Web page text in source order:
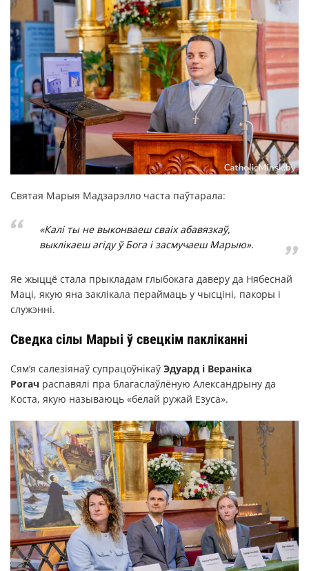
Святая Марыя Мадзарэлло часта паўтарала:
«Калі ты не выконваеш сваіх абавязкаў,
выклікаеш агіду ў Бога і засмучаеш Марыю».
Яе жыццё стала прыкладам глыбокага даверу да Нябеснай
Маці, якую яна заклікала пераймаць у чысціні, пакоры і
служэнні.
Сведка сілы Марыі ў свецкім пакліканні
Сям’я салезіянаў супрацоўнікаў Эдуард і Вераніка
Рогач распавялі пра благаслаўлёную Александрыну да
Коста, якую называюць «белай ружай Езуса».